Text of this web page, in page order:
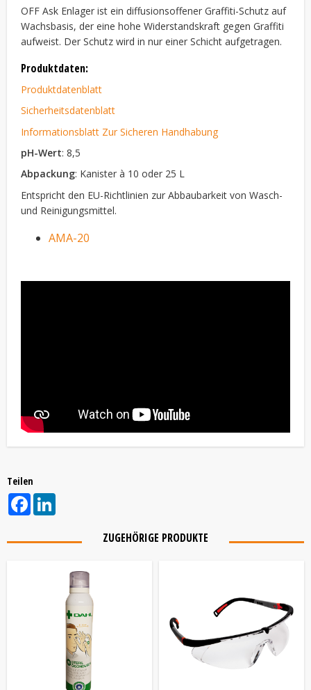
OFF Ask Enlager ist ein diffusionsoffener Graffiti-Schutz auf
Wachsbasis, der eine hohe Widerstandskraft gegen Graffiti
aufweist. Der Schutz wird in nur einer Schicht aufgetragen.
Produktdaten:
Produktdatenblatt
Sicherheitsdatenblatt
Informationsblatt Zur Sicheren Handhabung
pH-Wert: 8,5
Abpackung: Kanister à 10 oder 25 L
Entspricht den EU-Richtlinien zur Abbaubarkeit von Wasch-
und Reinigungsmittel.
AMA-20
Teilen
Facebook
ZUGEHÖRIGE PRODUKTE